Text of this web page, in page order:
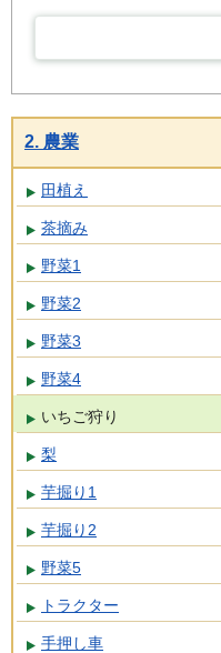
2. 農業
田植え
茶摘み
野菜1
野菜2
野菜3
野菜4
いちご狩り
梨
芋掘り1
芋掘り2
野菜5
トラクター
手押し車